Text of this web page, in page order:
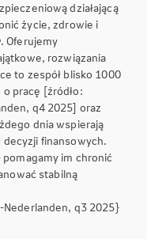
działającą
życie, zdrowie i
Oferujemy
rozwiązania
to zespół blisko 1000
pracę [źródło:
q4 2025] oraz
dnia wspierają
finansowych.
pomagamy im chronić
stabilną
Nederlanden, q3 2025}